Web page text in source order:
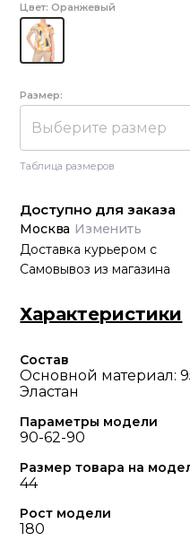
Цвет: Оранжевый
Размер:
Выберите размер
Таблица размеров
Доступно для заказа
Москва Изменить
Доставка курьером с
Самовывоз из магазина
Характеристики
Состав
Основной материал:
Эластан
Параметры модели
90-62-90
Размер товара на
44
Рост модели
180